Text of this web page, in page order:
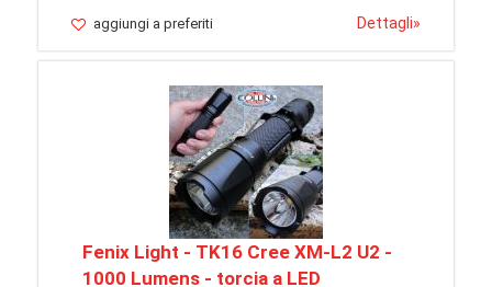
aggiungi a preferiti Dettagli»
Fenix Light - TK16 Cree XM-L2 U2 -
1000 Lumens - torcia a LED